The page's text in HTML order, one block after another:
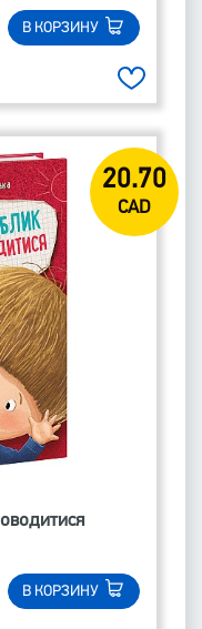
В КОРЗИНУ
20.70
CAD
В КОРЗИНУ